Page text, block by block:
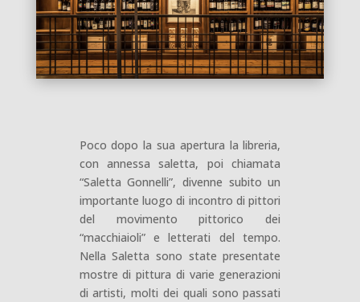
Poco dopo la sua apertura la libreria,
con annessa saletta, poi chiamata
“Saletta Gonnelli”, divenne subito un
importante luogo di incontro di pittori
del movimento pittorico dei
“macchiaioli” e letterati del tempo.
Nella Saletta sono state presentate
mostre di pittura di varie generazioni
di artisti, molti dei quali sono passati